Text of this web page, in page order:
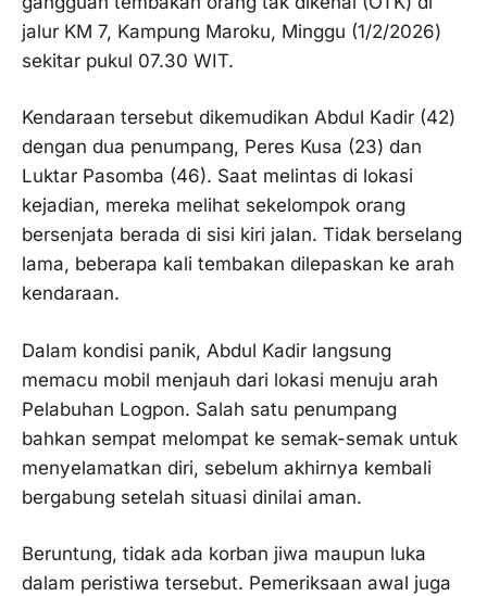
jalur KM 7, Kampung Maroku, Minggu (1/2/2026)
sekitar pukul 07.30 WIT.
Kendaraan tersebut dikemudikan Abdul Kadir (42)
dengan dua penumpang, Peres Kusa (23) dan
Luktar Pasomba (46). Saat melintas di lokasi
kejadian, mereka melihat sekelompok orang
bersenjata berada di sisi kiri jalan. Tidak berselang
lama, beberapa kali tembakan dilepaskan ke arah
kendaraan.
Dalam kondisi panik, Abdul Kadir langsung
memacu mobil menjauh dari lokasi menuju arah
Pelabuhan Logpon. Salah satu penumpang
bahkan sempat melompat ke semak-semak untuk
menyelamatkan diri, sebelum akhirnya kembali
bergabung setelah situasi dinilai aman.
Beruntung, tidak ada korban jiwa maupun luka
dalam peristiwa tersebut. Pemeriksaan awal juga